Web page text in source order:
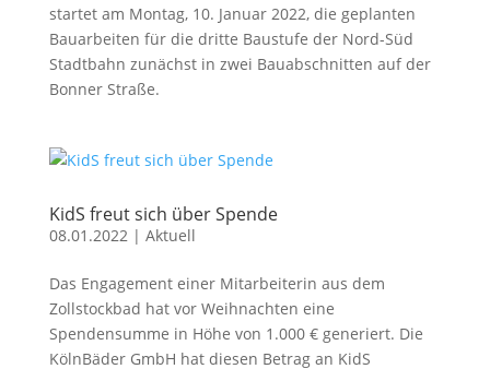
startet am Montag, 10. Januar 2022, die geplanten
Bauarbeiten für die dritte Baustufe der Nord-Süd
Stadtbahn zunächst in zwei Bauabschnitten auf der
Bonner Straße.
KidS freut sich über Spende
08.01.2022| Aktuell
Das Engagement einer Mitarbeiterin aus dem
Zollstockbad hat vor Weihnachten eine
Spendensumme in Höhe von 1.000 € generiert. Die
KölnBäder GmbH hat diesen Betrag an KidS